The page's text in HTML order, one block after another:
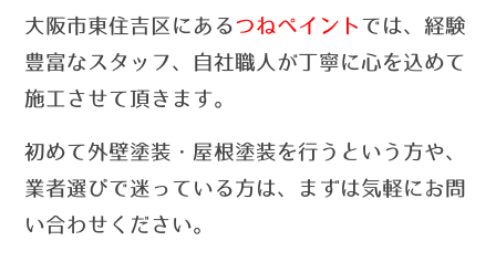
大阪市東住吉区にあるつねペイント では、経験
豊富なスタッフ、自社職人が丁寧に心を込めて
施工させて頂きます。
初めて外壁塗装・屋根塗装を行うという方や、
業者選びで迷っている方は、まずは気軽にお問
い合わせ ください。